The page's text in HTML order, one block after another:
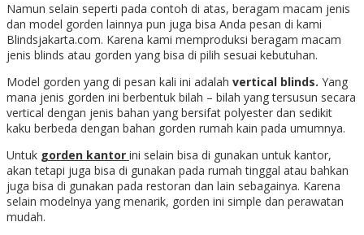
Namun selain seperti pada contoh di atas, beragam macam jenis
dan model gorden lainnya pun juga bisa Anda pesan di kami
Blindsjakarta.com. Karena kami memproduksi beragam macam
jenis blinds atau gorden yang bisa di pilih sesuai kebutuhan.
Model gorden yang di pesan kali ini adalah vertical blinds. Yang
mana jenis gorden ini berbentuk bilah – bilah yang tersusun secara
vertical dengan jenis bahan yang bersifat polyester dan sedikit
kaku berbeda dengan bahan gorden rumah kain pada umumnya.
Untuk gorden kantor ini selain bisa di gunakan untuk kantor,
akan tetapi juga bisa di gunakan pada rumah tinggal atau bahkan
juga bisa di gunakan pada restoran dan lain sebagainya. Karena
selain modelnya yang menarik, gorden ini simple dan perawatan
mudah.